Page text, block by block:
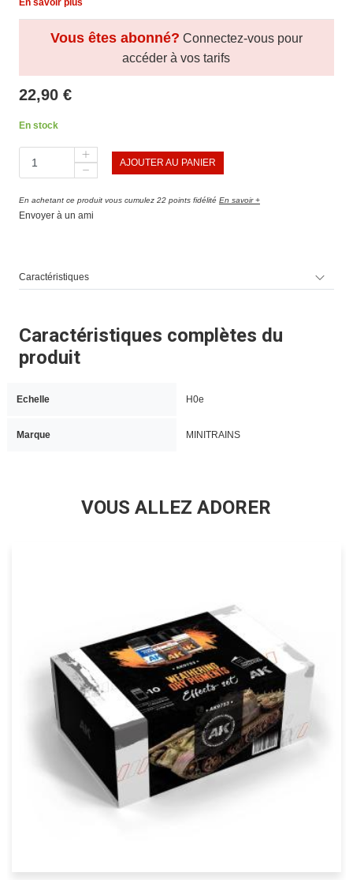
En savoir plus
22,90 €
En stock
Vous êtes abonné? Connectez-vous pour
accéder à vos tarifs
AJOUTER AU PANIER
En achetant ce produit vous cumulez 22 points fidélité En savoir +
Envoyer à un ami
Caractéristiques
Caractéristiques complètes du
produit
Echelle H0e
Marque MINITRAINS
VOUS ALLEZ ADORER